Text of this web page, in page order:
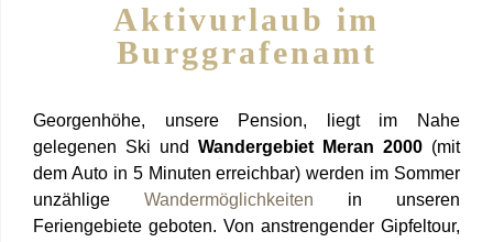
Aktivurlaub im
Burggrafenamt
Georgenhöhe, unsere
Pension, liegt im Nahe
gelegenen Ski und Wandergebiet Meran 2000 (mit
dem Auto in 5 Minuten erreichbar) werden im Sommer
unzählige Wandermöglichkeiten in unseren
Feriengebiete geboten. Von anstrengender Gipfeltour,